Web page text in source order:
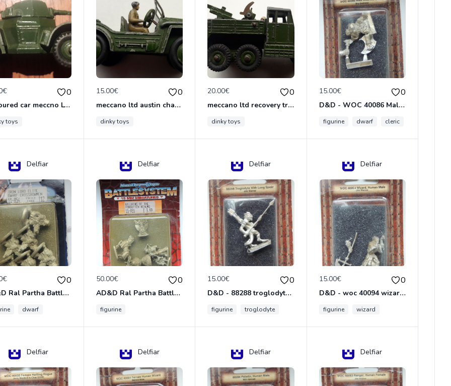
0
armoured car meccno LTD N°670
toys
15.00€ 0
meccano ltd austin champ N°674
dinky toys
20.00€ 0
meccano ltd recovery tractor N°661
dinky toys
15.00€ 0
D&D - WOC 40086 Male Dwarven Cleric Miniature - Donjons Dragons
figurine dwarf cleric
Delfiar
0
AD&D Ral Partha Battlesystem Miniatures Pack Iron Lord Dwarf Crossbowmen 11-854
dwarf
Delfiar
50.00€ 0
AD&D Ral Partha Battlesystem Villains/Forgotten Realms 11-955 Miniatures
figurine
Delfiar
15.00€ 0
D&D - 88288 troglodyte with long Miniature - Donjons Dragons
figurine troglodyte
Delfiar
15.00€ 0
D&D - woc 40094 wizard human male Miniature - Donjons Dragons
figurine wizard
Delfiar Delfiar Delfiar Delfiar